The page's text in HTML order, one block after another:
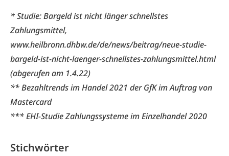
* Studie: Bargeld ist nicht länger schnellstes
Zahlungsmittel,
www.heilbronn.dhbw.de/de/news/beitrag/neue-studie-
bargeld-ist-nicht-laenger-schnellstes-zahlungsmittel.html
(abgerufen am 1.4.22)
** Bezahltrends im Handel 2021 der GfK im Auftrag von
Mastercard
*** EHI-Studie Zahlungssysteme im Einzelhandel 2020
Stichwörter